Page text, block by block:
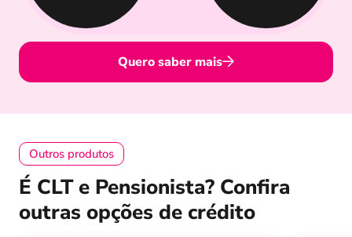
Quero saber mais
Outros produtos
É CLT e Pensionista? Confira
outras opções de crédito